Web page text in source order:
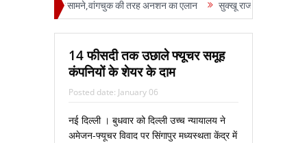
पाटिल के सामने,वांगचुक की तरह अनशन का एलान सुक्‍खू राज में दृष्टिहीनों का
14 फीसदी तक उछाले फ्यूचर समूह
कंपनियों के शेयर के दाम
Posted date: January 06
नई दिल्ली । बुधवार को दिल्ली उच्च न्यायालय ने
अमेजन-फ्यूचर विवाद पर सिंगापुर मध्यस्थता केंद्र में